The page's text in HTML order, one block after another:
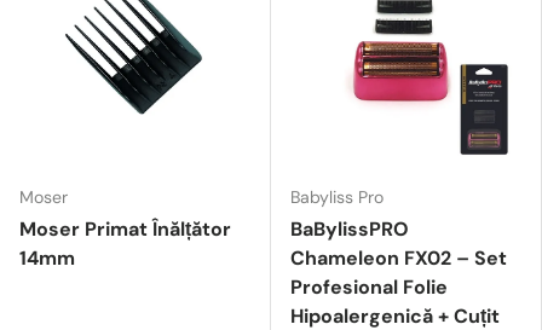
Moser
Moser Primat Înălțător
14mm
Babyliss Pro
BaBylissPRO
Chameleon FX02 – Set
Profesional Folie
Hipoalergenică + Cuțit